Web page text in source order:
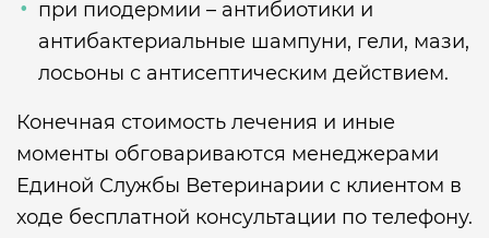
при пиодермии – антибиотики и
антибактериальные шампуни, гели, мази,
лосьоны с антисептическим действием.
Конечная стоимость лечения и иные
моменты обговариваются менеджерами
Единой Службы Ветеринарии с клиентом в
ходе бесплатной консультации по телефону.